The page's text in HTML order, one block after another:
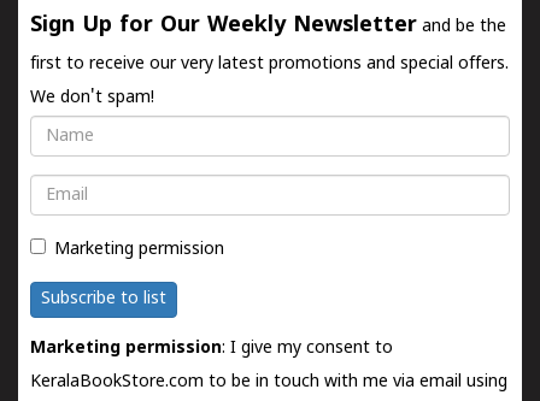
Sign Up for Our Weekly Newsletter and be the
first to receive our very latest promotions and special offers.
We don't spam!
Name
Email
Marketing permission
Subscribe to list
Marketing permission: I give my consent to
KeralaBookStore.com to be in touch with me via email using